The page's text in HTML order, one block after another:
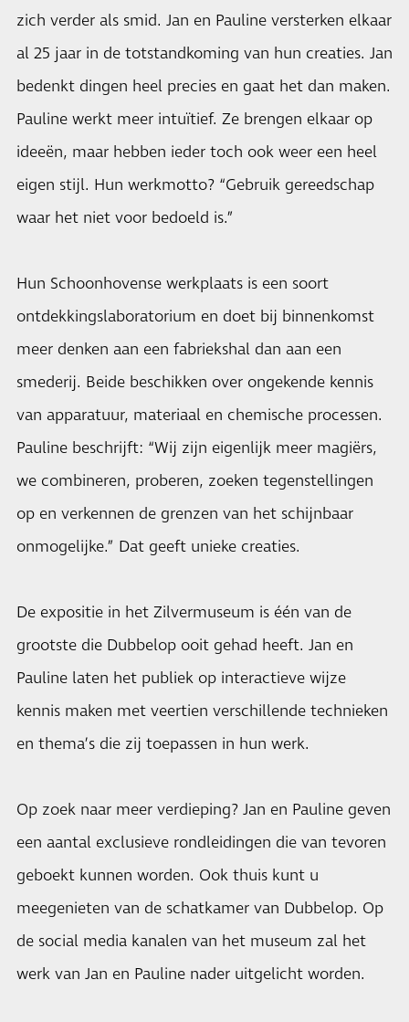
zich verder als smid. Jan en Pauline versterken elkaar
al 25 jaar in de totstandkoming van hun creaties. Jan
bedenkt dingen heel precies en gaat het dan maken.
Pauline werkt meer intuïtief. Ze brengen elkaar op
ideeën, maar hebben ieder toch ook weer een heel
eigen stijl. Hun werkmotto? “Gebruik gereedschap
waar het niet voor bedoeld is.”
Hun Schoonhovense werkplaats is een soort
ontdekkingslaboratorium en doet bij binnenkomst
meer denken aan een fabriekshal dan aan een
smederij. Beide beschikken over ongekende kennis
van apparatuur, materiaal en chemische processen.
Pauline beschrijft: “Wij zijn eigenlijk meer magiërs,
we combineren, proberen, zoeken tegenstellingen
op en verkennen de grenzen van het schijnbaar
onmogelijke.” Dat geeft unieke creaties.
De expositie in het Zilvermuseum is één van de
grootste die Dubbelop ooit gehad heeft. Jan en
Pauline laten het publiek op interactieve wijze
kennis maken met veertien verschillende technieken
en thema’s die zij toepassen in hun werk.
Op zoek naar meer verdieping? Jan en Pauline geven
een aantal exclusieve rondleidingen die van tevoren
geboekt kunnen worden. Ook thuis kunt u
meegenieten van de schatkamer van Dubbelop. Op
de social media kanalen van het museum zal het
werk van Jan en Pauline nader uitgelicht worden.